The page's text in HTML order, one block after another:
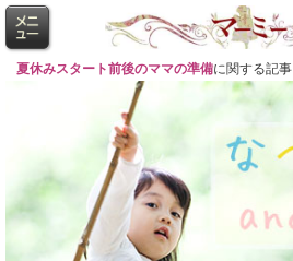
夏休みスタート前後のママの準備に関する記事